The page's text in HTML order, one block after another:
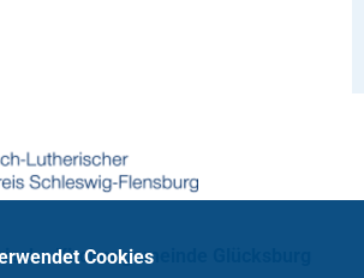
Kirchengemeinde Glücksburg
Cookies